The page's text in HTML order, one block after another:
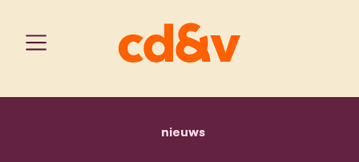
home
nieuwsveilige heropening